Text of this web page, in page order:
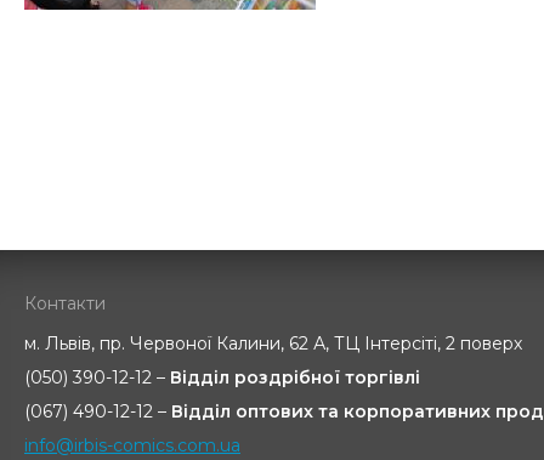
Контакти
м. Львів, пр. Червоної Калини, 62 А, ТЦ Інтерсіті, 2 поверх
(050) 390-12-12 – Відділ роздрібної торгівлі
(067) 490-12-12 – Відділ оптових та корпоративних
info@irbis-comics.com.ua